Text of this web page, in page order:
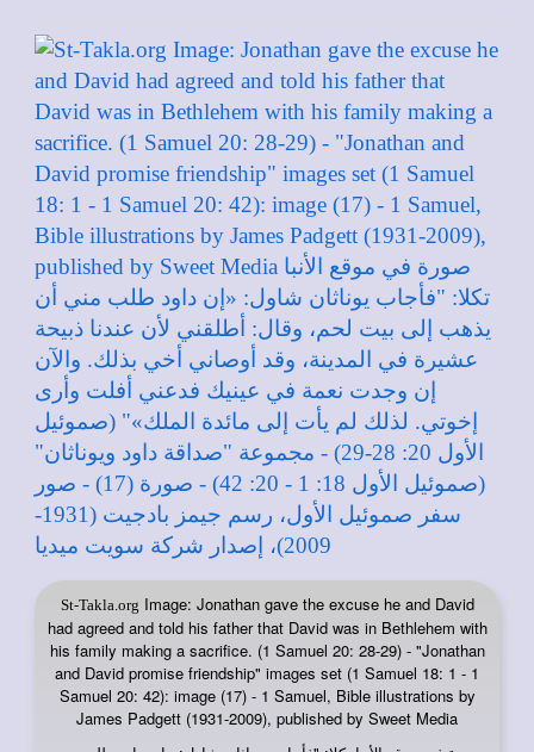
St-Takla.org Image: Jonathan gave the excuse he and David
had agreed and told his father that David was in Bethlehem with
his family making a sacrifice. (1 Samuel 20: 28-29) - "Jonathan
and David promise friendship" images set (1 Samuel 18: 1 - 1
Samuel 20: 42): image (17) - 1 Samuel, Bible illustrations by
James Padgett (1931-2009), published by Sweet Media